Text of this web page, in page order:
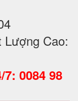
Lượng Cao:
0084 98